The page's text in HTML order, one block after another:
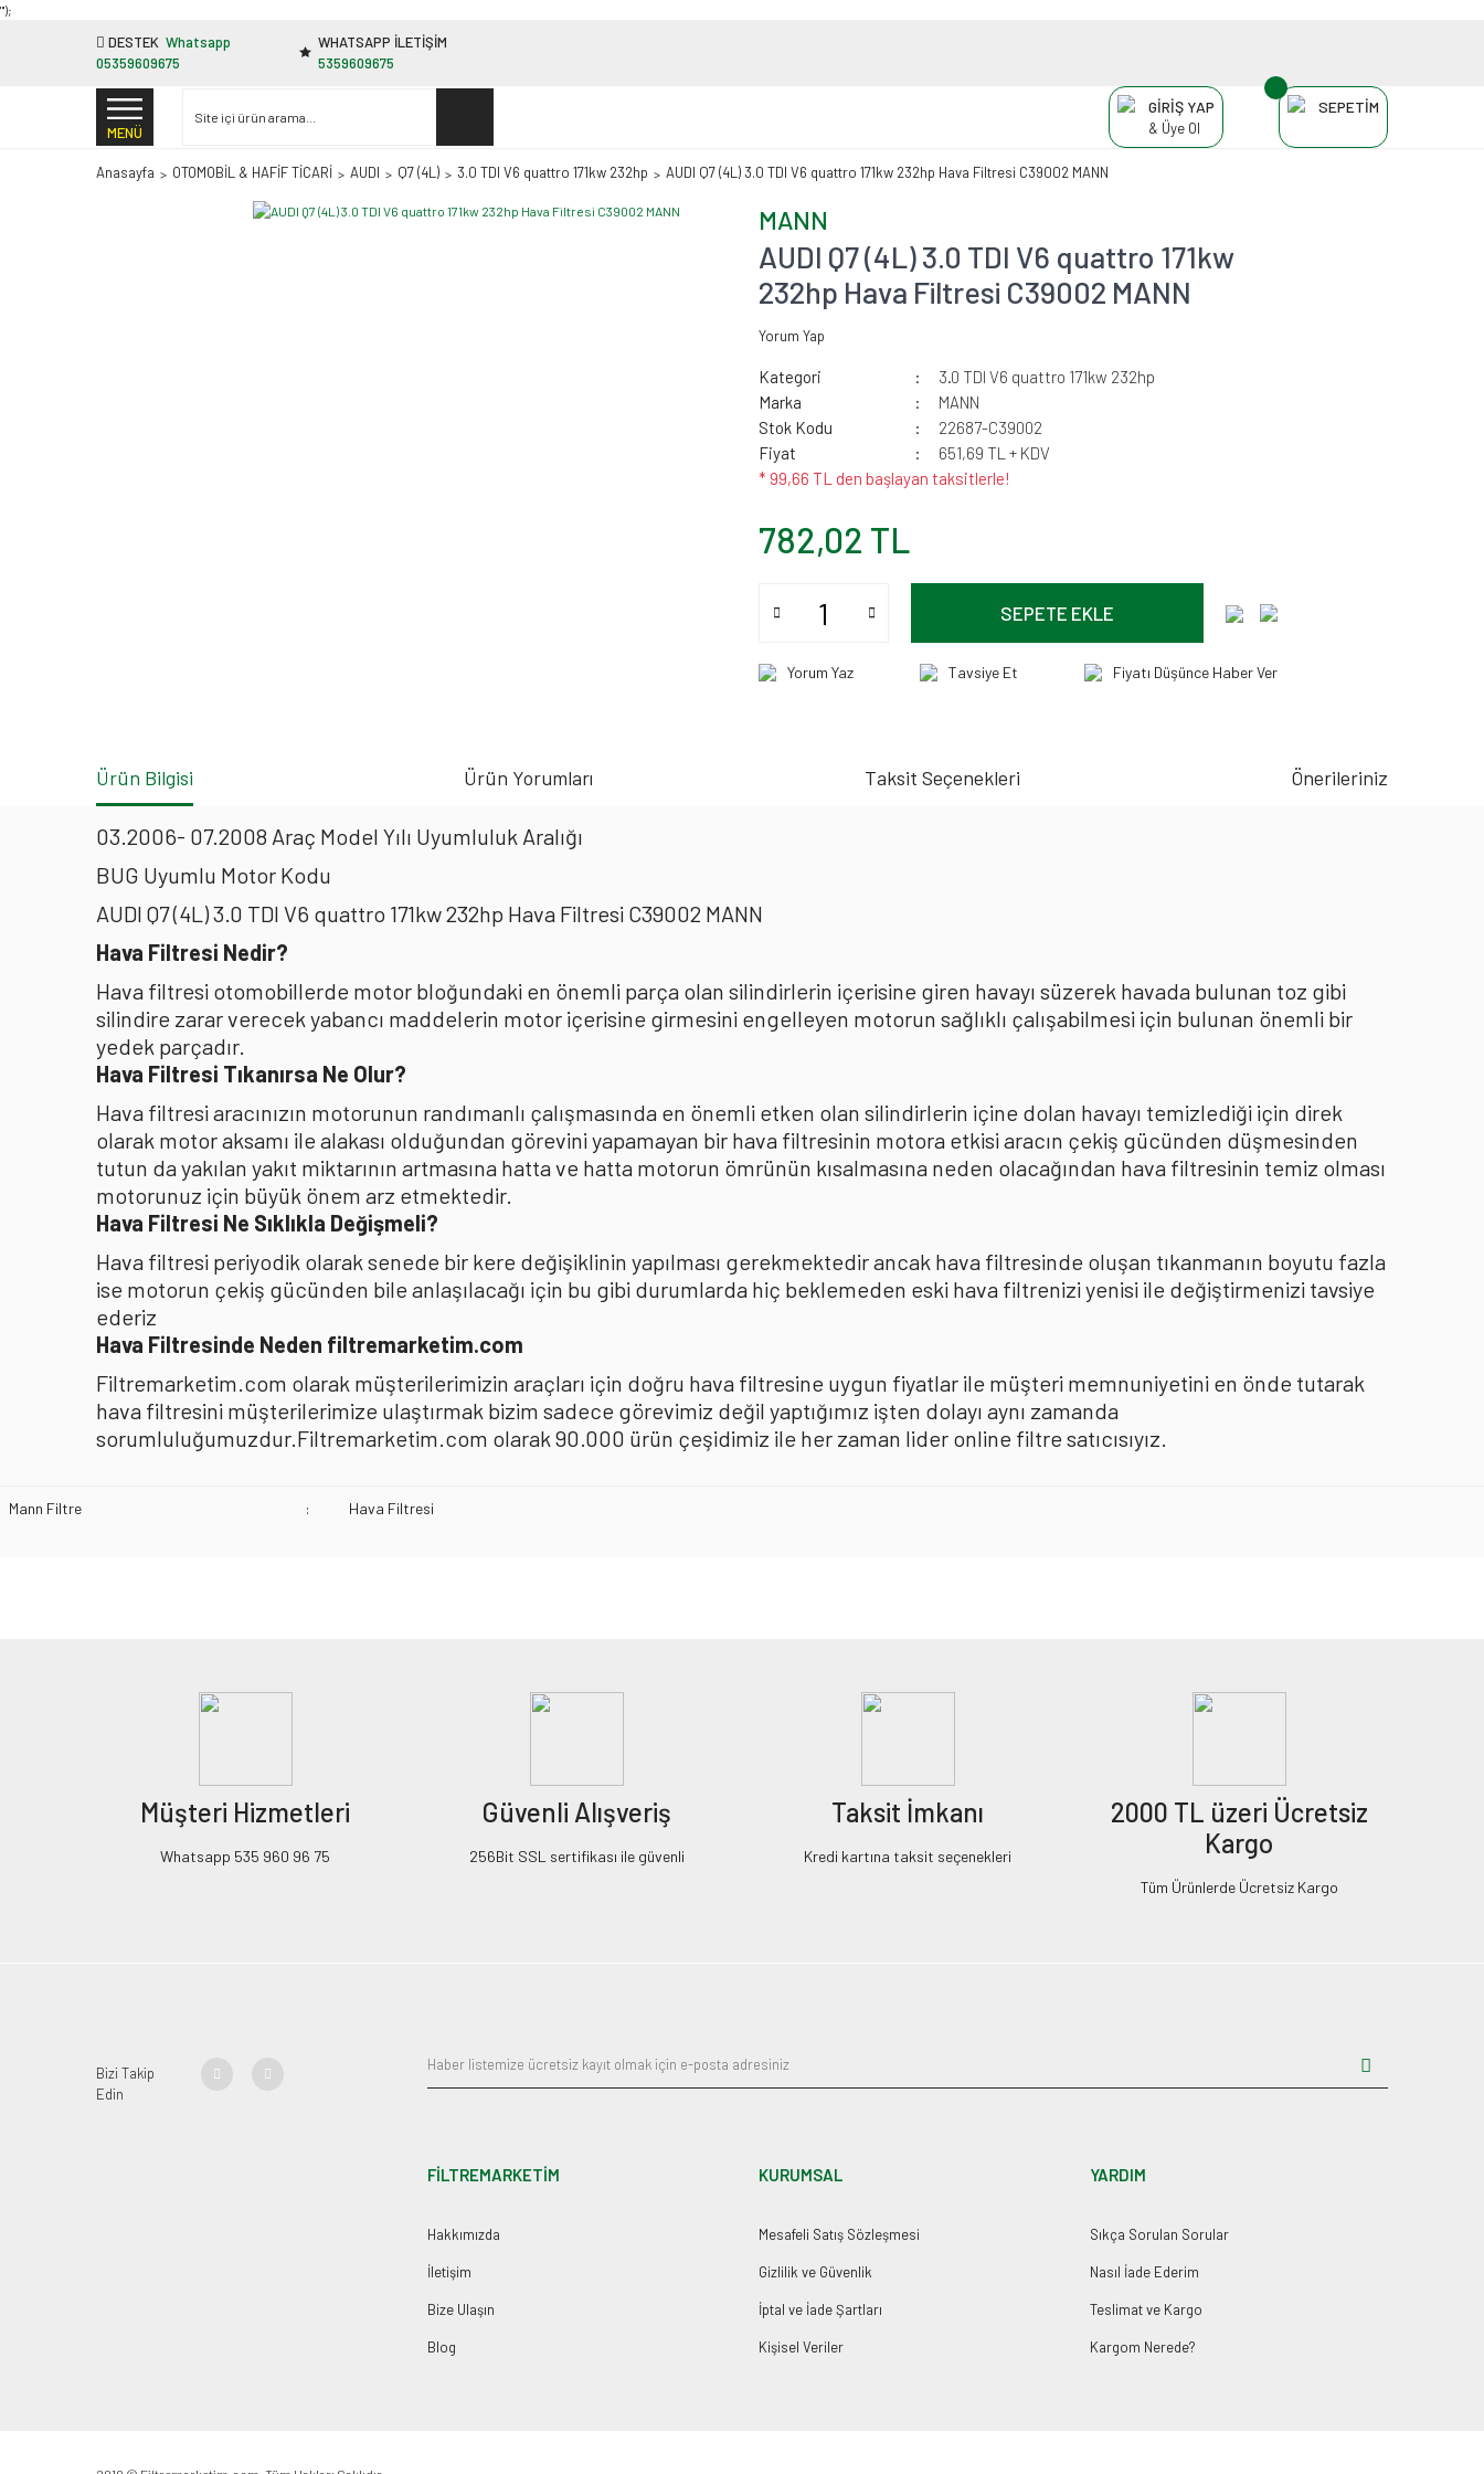
"');
DESTEK Whatsapp
05359609675
WHATSAPP İLETİŞİM
5359609675
MENÜ
GİRİŞ YAP
& Üye Ol
SEPETİM
Anasayfa OTOMOBİL & HAFİF TİCARİ AUDI Q7 (4L) 3.0 TDI V6 quattro 171kw 232hp AUDI Q7 (4L) 3.0 TDI V6 quattro 171kw 232hp Hava Filtresi C39002 MANN
MANN
AUDI Q7 (4L) 3.0 TDI V6 quattro 171kw
232hp Hava Filtresi C39002 MANN
Yorum Yap
Kategori
3.0 TDI V6 quattro 171kw 232hp
Marka
MANN
Stok Kodu
22687-C39002
Fiyat
651,69 TL + KDV
* 99,66 TL den başlayan taksitlerle!
782,02 TL
SEPETE EKLE
Yorum Yaz Tavsiye Et Fiyatı Düşünce Haber Ver
Ürün Bilgisi Ürün Yorumları Taksit Seçenekleri Önerileriniz
03.2006- 07.2008 Araç Model Yılı Uyumluluk Aralığı
BUG Uyumlu Motor Kodu
AUDI Q7 (4L) 3.0 TDI V6 quattro 171kw 232hp Hava Filtresi C39002 MANN
Hava Filtresi Nedir?
Hava filtresi otomobillerde motor bloğundaki en önemli parça olan silindirlerin içerisine giren havayı süzerek havada bulunan toz gibi
silindire zarar verecek yabancı maddelerin motor içerisine girmesini engelleyen motorun sağlıklı çalışabilmesi için bulunan önemli bir
yedek parçadır.
Hava Filtresi Tıkanırsa Ne Olur?
Hava filtresi aracınızın motorunun randımanlı çalışmasında en önemli etken olan silindirlerin içine dolan havayı temizlediği için direk
olarak motor aksamı ile alakası olduğundan görevini yapamayan bir hava filtresinin motora etkisi aracın çekiş gücünden düşmesinden
tutun da yakılan yakıt miktarının artmasına hatta ve hatta motorun ömrünün kısalmasına neden olacağından hava filtresinin temiz olması
motorunuz için büyük önem arz etmektedir.
Hava Filtresi Ne Sıklıkla Değişmeli?
Hava filtresi periyodik olarak senede bir kere değişiklinin yapılması gerekmektedir ancak hava filtresinde oluşan tıkanmanın boyutu fazla
ise motorun çekiş gücünden bile anlaşılacağı için bu gibi durumlarda hiç beklemeden eski hava filtrenizi yenisi ile değiştirmenizi tavsiye
ederiz
Hava Filtresinde Neden filtremarketim.com
Filtremarketim.com olarak müşterilerimizin araçları için doğru hava filtresine uygun fiyatlar ile müşteri memnuniyetini en önde tutarak
hava filtresini müşterilerimize ulaştırmak bizim sadece görevimiz değil yaptığımız işten dolayı aynı zamanda
sorumluluğumuzdur.Filtremarketim.com olarak 90.000 ürün çeşidimiz ile her zaman lider online filtre satıcısıyız.
Mann Filtre : Hava Filtresi
Müşteri Hizmetleri
Whatsapp 535 960 96 75
Güvenli Alışveriş
256Bit SSL sertifikası ile güvenli
Taksit İmkanı
Kredi kartına taksit seçenekleri
2000 TL üzeri Ücretsiz
Kargo
Tüm Ürünlerde Ücretsiz Kargo
Bizi Takip
Edin
FİLTREMARKETİM
Hakkımızda
İletişim
Bize Ulaşın
Blog
KURUMSAL
Mesafeli Satış Sözleşmesi
Gizlilik ve Güvenlik
İptal ve İade Şartları
Kişisel Veriler
YARDIM
Sıkça Sorulan Sorular
Nasıl İade Ederim
Teslimat ve Kargo
Kargom Nerede?